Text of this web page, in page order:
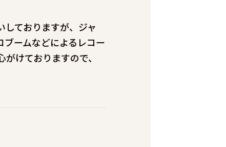
しておりますが、ジャ
ームなどによるレコー
けておりますので、